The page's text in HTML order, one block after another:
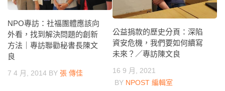
NPO專訪：社福團體應該向
外看，找到解決問題的創新
方法｜專訪聯勸秘書長陳文
良
7 4 月, 2014 BY 張 傳佳
公益捐款的歷史分頁：深陷
資安危機，我們要如何續寫
未來？／專訪陳文良
16 9 月, 2021
BY NPOST 編輯室